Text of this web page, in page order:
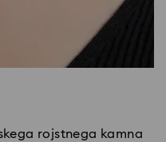
rojstnega kamna